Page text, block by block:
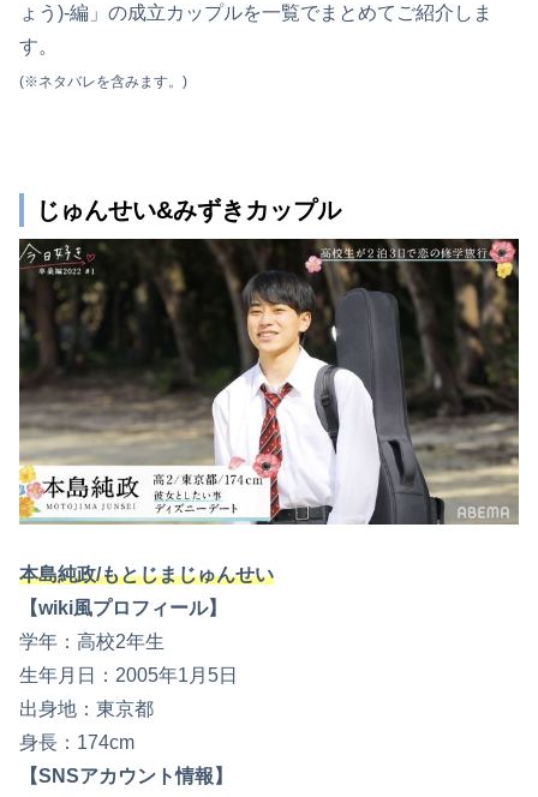
ょう)-編」の成立カップルを一覧でまとめてご紹介しま
す。
(※ネタバレを含みます。)
じゅんせい&みずきカップル
本島純政/もとじまじゅんせい
【wiki風プロフィール】
学年：高校2年生
生年月日：2005年1月5日
出身地：東京都
身長：174cm
【SNSアカウント情報】